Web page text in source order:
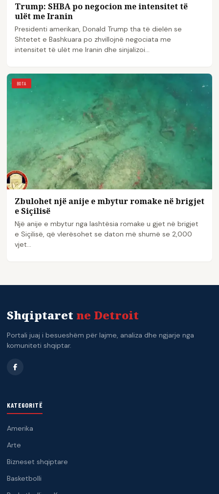
Trump: SHBA po negocion me intensitet të
ulët me Iranin
Presidenti amerikan, Donald Trump tha të dielën se
Shtetet e Bashkuara po zhvillojnë negociata me
intensitet të ulët me Iranin dhe sinjalizoi…
BOTA
Zbulohet një anije e mbytur romake në brigjet
e Siçilisë
Një anije e mbytur nga lashtësia romake u gjet në brigjet
e Siçilisë, që vlerësohet se daton më shumë se 2,000
vjet…
Shqiptaret ne Detroit
Portali juaj i besueshëm për lajme, analiza dhe ngjarje nga
komuniteti shqiptar.
KATEGORITË
Amerika
Arte
Bizneset shqiptare
Basketbolli